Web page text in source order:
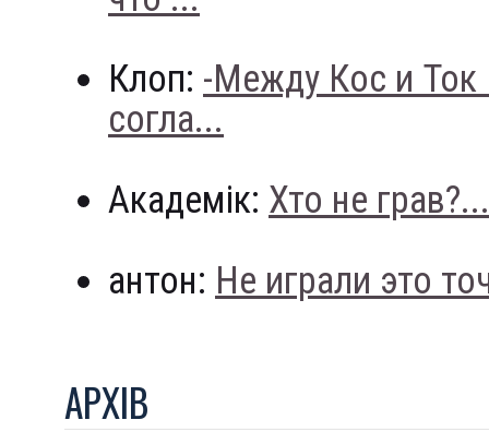
Клоп: -Между Кос и
согла...
Академік: Хто не грав?...
антон: Не играли это
АРХIВ